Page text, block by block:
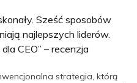
Sześć sposobów
najlepszych liderów.
CEO” – recenzja
strategia, którą